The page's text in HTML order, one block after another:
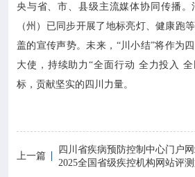
央与省、市、县级主流媒体协同传播。
（州）已同步开展了地标亮灯、健康跑
盖的宣传声势。未来，“川小结”将作为
大使，持续助力“全面行动 全力投入
标，贡献坚实的四川力量。
上一篇
四川省疾病预防控制中心门户
2025全国省级疾控机构网站评